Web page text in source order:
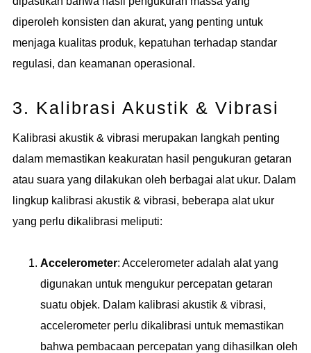
diperoleh konsisten dan akurat, yang penting untuk
menjaga kualitas produk, kepatuhan terhadap standar
regulasi, dan keamanan operasional.
3. Kalibrasi Akustik & Vibrasi
Kalibrasi akustik & vibrasi merupakan langkah penting
dalam memastikan keakuratan hasil pengukuran getaran
atau suara yang dilakukan oleh berbagai alat ukur. Dalam
lingkup kalibrasi akustik & vibrasi, beberapa alat ukur
yang perlu dikalibrasi meliputi:
Accelerometer: Accelerometer adalah alat yang
digunakan untuk mengukur percepatan getaran
suatu objek. Dalam kalibrasi akustik & vibrasi,
accelerometer perlu dikalibrasi untuk memastikan
bahwa pembacaan percepatan yang dihasilkan oleh